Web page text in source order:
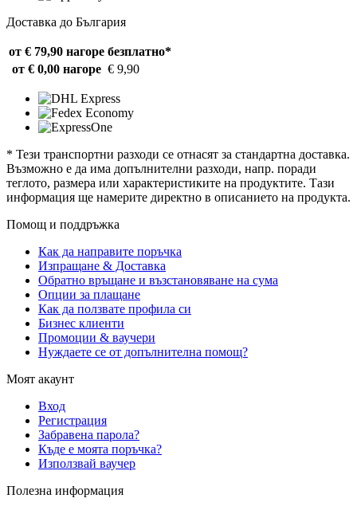
Доставка до България
от € 79,90 нагоре безплатно*
от € 0,00 нагоре € 9,90
* Тези транспортни разходи се отнасят за стандартна доставка.
Възможно е да има допълнителни разходи, напр. поради
теглото, размера или характеристиките на продуктите. Тази
информация ще намерите директно в описанието на продукта.
Помощ и поддръжка
Как да направите поръчка
Изпращане & Доставка
Обратно връщане и възстановяване на сума
Опции за плащане
Как да ползвате профила си
Бизнес клиенти
Промоции & ваучери
Нуждаете се от допълнителна помощ?
Моят акаунт
Вход
Регистрация
Забравена парола?
Къде е моята поръчка?
Използвай ваучер
Полезна информация